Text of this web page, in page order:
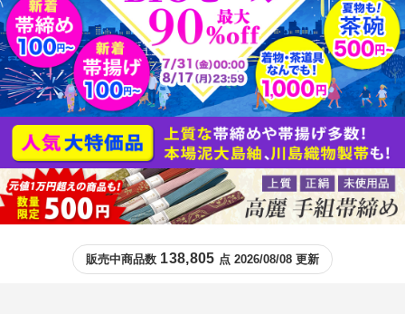
販売中商品数 138,805 点 2026/08/08 更新